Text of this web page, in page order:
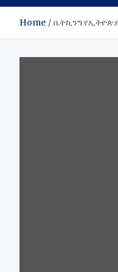
Home ቤትኪንግ